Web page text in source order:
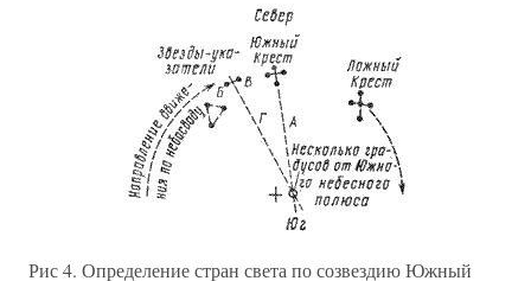
Рис 4. Определение стран света по созвездию Южный